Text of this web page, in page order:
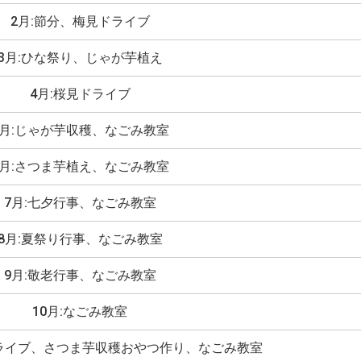
2月:節分、梅見ドライブ
月:ひな祭り、じゃが芋植え
4月:桜見ドライブ
:じゃが芋収穫、なごみ教室
:さつま芋植え、なごみ教室
7月:七夕行事、なごみ教室
月:夏祭り行事、なごみ教室
9月:敬老行事、なごみ教室
10月:なごみ教室
イブ、さつま芋収穫おやつ作り、なごみ教室